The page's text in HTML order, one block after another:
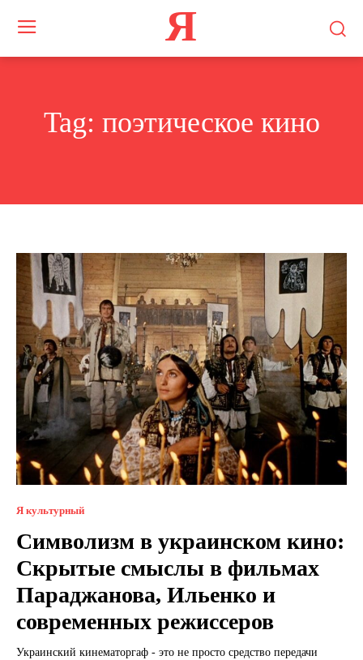
Я
Tag: поэтическое кино
Я культурный
Символизм в украинском кино:
Скрытые смыслы в фильмах
Параджанова, Ильенко и
современных режиссеров
Украинский кинематоргаф - это не просто средство передачи